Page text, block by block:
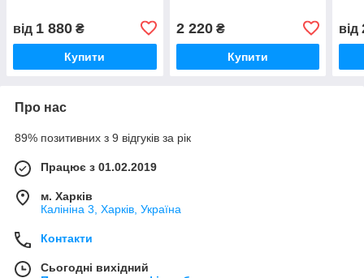
від 1 880 ₴
Купити
2 220₴
Купити
від
Про нас
89% позитивних з 9 відгуків за рік
Працює з 01.02.2019
м. Харків
Калініна 3, Харків, Україна
Контакти
Сьогодні вихідний